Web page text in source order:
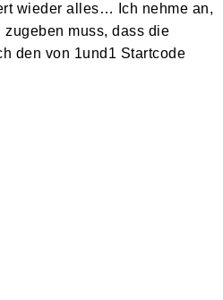
wieder alles… Ich nehme an,
muss, dass die
den von 1und1 Startcode